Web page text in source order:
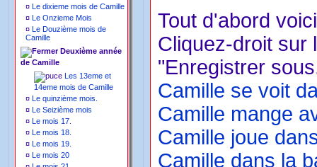
¤ Le dixieme mois de Camille
¤ Le Onzieme Mois
¤ Le Douzième mois de
Camille
Deuxième année
de Camille
Les 13eme et
14eme mois de Camille
¤ Le quinzième mois.
¤ Le Seizième mois
¤ Le mois 17.
¤ Le mois 18.
¤ Le mois 19.
¤ Le mois 20
Tout d'abord
Cliquez-droit sur
"Enregistrer
Camille se voit
Camille mange
Camille joue
Camille dans la